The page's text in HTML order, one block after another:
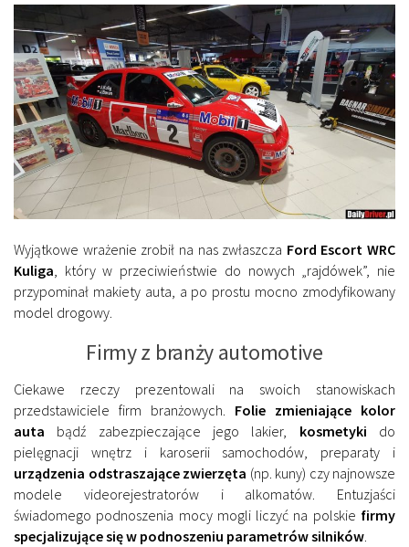
Wyjątkowe wrażenie zrobił na nas zwłaszcza Ford Escort WRC
Kuliga, który w przeciwieństwie do nowych „rajdówek”, nie
przypominał makiety auta, a po prostu mocno zmodyfikowany
model drogowy.
Firmy z branży automotive
Ciekawe rzeczy prezentowali na swoich stanowiskach
przedstawiciele firm branżowych. Folie zmieniające kolor
auta bądź zabezpieczające jego lakier, kosmetyki do
pielęgnacji wnętrz i karoserii samochodów, preparaty i
urządzenia odstraszające zwierzęta (np. kuny) czy najnowsze
modele videorejestratorów i alkomatów. Entuzjaści
świadomego podnoszenia mocy mogli liczyć na polskie firmy
specjalizujące się w podnoszeniu parametrów silników.